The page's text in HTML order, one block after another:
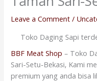
Leave a Comment /
Toko Daging Sapi
BBF Meat Shop – Toko
Sari-Setu-Bekasi, Kami
premium yang anda bisa